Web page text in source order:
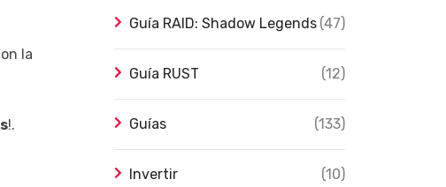
la
!.
Guía RAID: Shadow Legends (47)
Guía RUST (12)
Guías (133)
Invertir (10)